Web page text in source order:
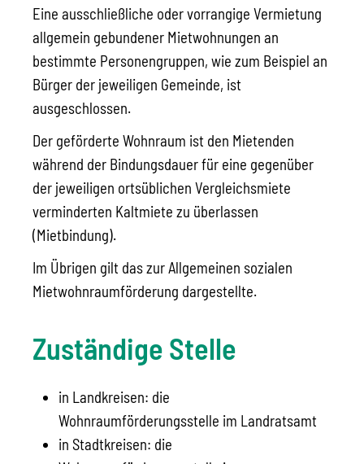
Eine ausschließliche oder vorrangige Vermietung
allgemein gebundener Mietwohnungen an
bestimmte Personengruppen, wie zum Beispiel an
Bürger der jeweiligen Gemeinde, ist
ausgeschlossen.
Der geförderte Wohnraum ist den Mietenden
während der Bindungsdauer für eine gegenüber
der jeweiligen ortsüblichen Vergleichsmiete
verminderten Kaltmiete zu überlassen
(Mietbindung).
Im Übrigen gilt das zur Allgemeinen sozialen
Mietwohnraumförderung dargestellte.
Zuständige Stelle
in Landkreisen: die
Wohnraumförderungsstelle im Landratsamt
in Stadtkreisen: die